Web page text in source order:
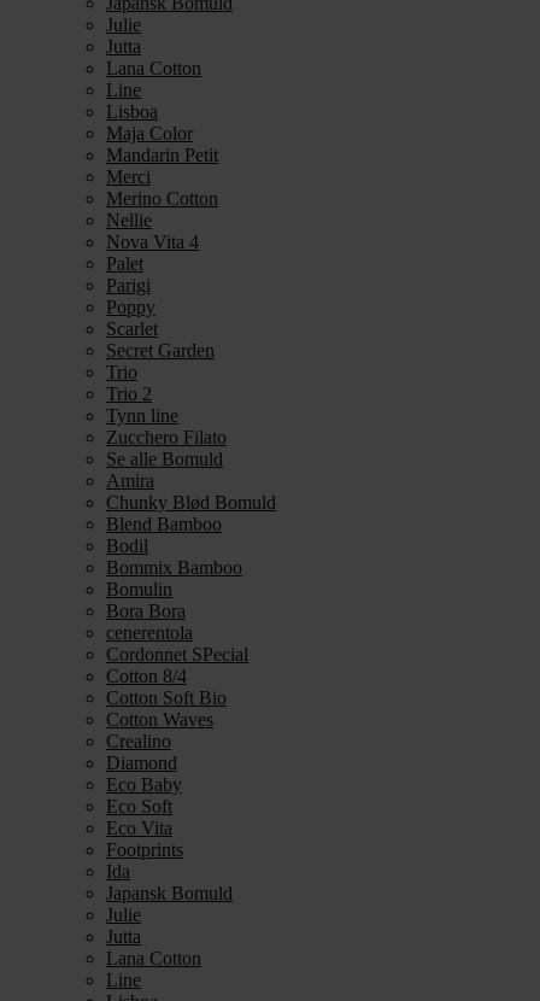
Julie
Jutta
Lana Cotton
Line
Lisboa
Maja Color
Mandarin Petit
Merci
Merino Cotton
Nellie
Nova Vita 4
Palet
Parigi
Poppy
Scarlet
Secret Garden
Trio
Trio 2
Tynn line
Zucchero Filato
Se alle Bomuld
Amira
Chunky Blød Bomuld
Blend Bamboo
Bodil
Bommix Bamboo
Bomulin
Bora Bora
cenerentola
Cordonnet SPecial
Cotton 8/4
Cotton Soft Bio
Cotton Waves
Crealino
Diamond
Eco Baby
Eco Soft
Eco Vita
Footprints
Ida
Japansk Bomuld
Julie
Jutta
Lana Cotton
Line